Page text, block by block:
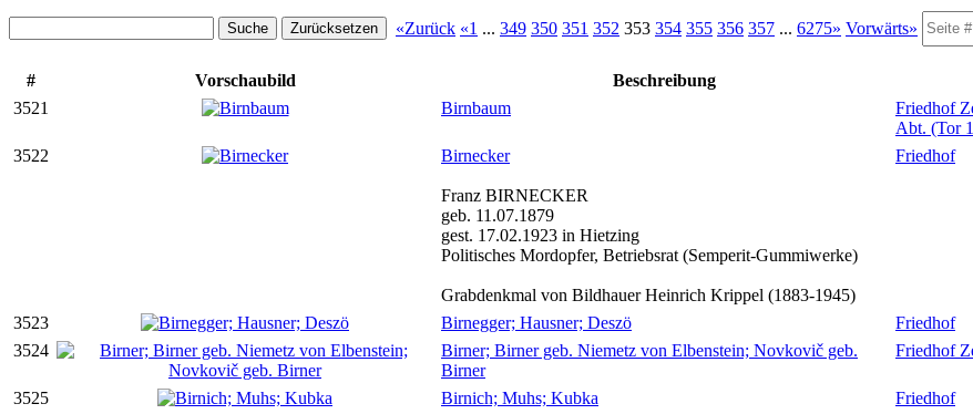
«Zurück «1 349 350 351 352 353 354 355 356 357 6275» Vorwärts»
# Vorschaubild Beschreibung
3521
Birnbaum
Friedhof
Abt. (Tor
3522
Birnecker
Franz BIRNECKER
geb. 11.07.1879
gest. 17.02.1923 in Hietzing
Politisches Mordopfer, Betriebsrat (Semperit-Gummiwerke)
Grabdenkmal von Bildhauer Heinrich Krippel (1883-1945)
Friedhof
3523 Birnegger; Hausner; Deszö
Friedhof
3524
Birner; Birner geb. Niemetz von Elbenstein; Novkovič geb.
Birner
Friedhof
3525 Birnich; Muhs; Kubka
Friedhof